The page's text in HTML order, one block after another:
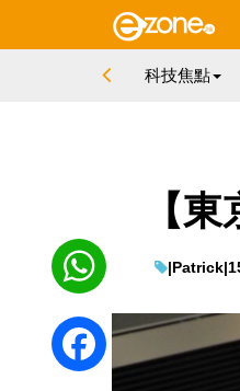
科技焦點
【
|Patrick|
WhatsApp